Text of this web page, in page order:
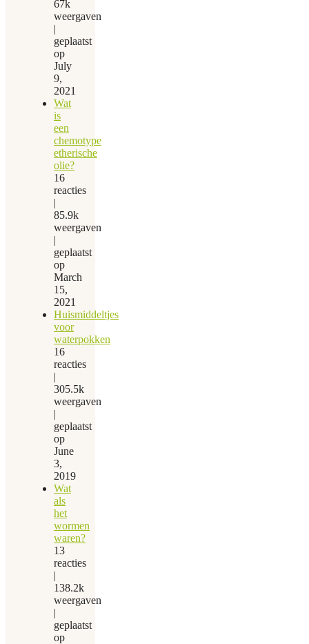
67k
weergaven
|
geplaatst
op
July
9,
2021
Wat
is
een
chemotype
etherische
olie?
16
reacties
|
85.9k
weergaven
|
geplaatst
op
March
15,
2021
Huismiddeltjes
voor
waterpokken
16
reacties
|
305.5k
weergaven
|
geplaatst
op
June
3,
2019
Wat
als
het
wormen
waren?
13
reacties
|
138.2k
weergaven
|
geplaatst
op